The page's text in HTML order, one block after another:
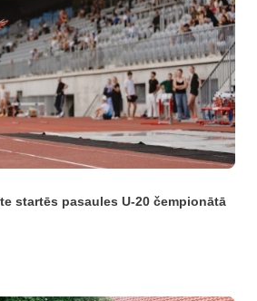
startēs pasaules U-20 čempionātā